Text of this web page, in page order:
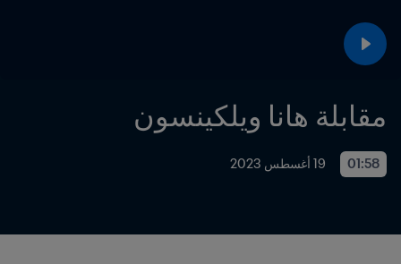
مقابلة هانا ويلكينسون
01:58 19 أغسطس 2023